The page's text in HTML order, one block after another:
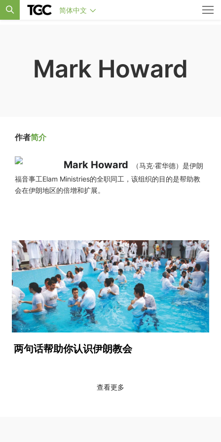
简体中文
Mark Howard
作者简介
Mark Howard
（马克·霍华德）是伊朗
福音事工Elam Ministries的全职同工，该组织的目的是帮助教
会在伊朗地区的倍增和扩展。
两句话帮助你认识伊朗教会
查看更多